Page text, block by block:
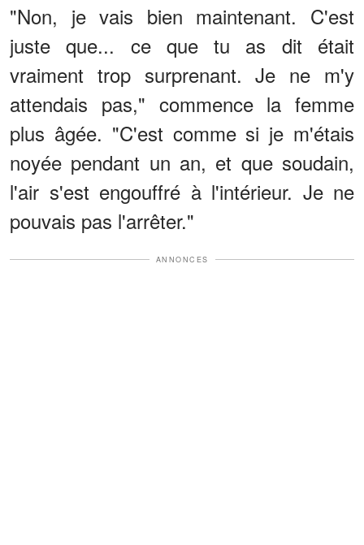
"Non, je vais bien maintenant. C'est
juste que... ce que tu as dit était
vraiment trop surprenant. Je ne m'y
attendais pas," commence la femme
plus âgée. "C'est comme si je m'étais
noyée pendant un an, et que soudain,
l'air s'est engouffré à l'intérieur. Je ne
pouvais pas l'arrêter."
ANNONCES